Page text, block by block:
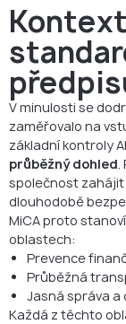
V minulosti se
zaměřovalo na
základní kontroly
průběžný dohled
společnost
dlouhodobě
MiCA proto
oblastech:
Prevence
Průběžná
Jasná správa
Každá z těchto